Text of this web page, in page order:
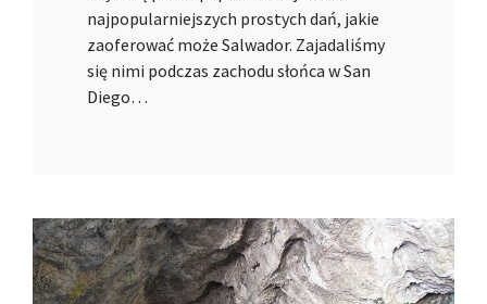
najpopularniejszych prostych dań, jakie
zaoferować może Salwador. Zajadaliśmy
się nimi podczas zachodu słońca w San
Diego…